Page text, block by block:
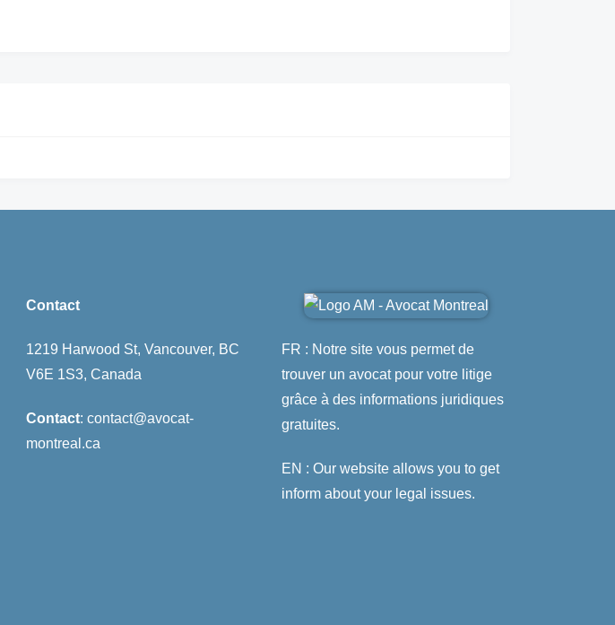
Contact
1219 Harwood St, Vancouver, BC
V6E 1S3, Canada
Contact: contact@avocat-
montreal.ca
FR : Notre site vous permet de
trouver un avocat pour votre litige
grâce à des informations juridiques
gratuites.
EN : Our website allows you to get
inform about your legal issues.